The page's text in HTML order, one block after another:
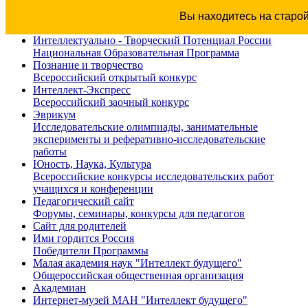
Вы находитесь на
Интеллектуально - Творческий Потенциал России
Национальная Образовательная Программа
Познание и творчество
Всероссийский открытый конкурс
Интеллект-Экспресс
Всероссийский заочный конкурс
Эврикум
Исследовательские олимпиады, занимательные
эксперименты и реферативно-исследовательские
работы
Юность, Наука, Культура
Всероссийские конкурсы исследовательских работ
учащихся и конференции
Педагогический сайт
Форумы, семинары, конкурсы для педагогов
Сайт для родителей
Ими гордится Россия
Победители Программы
Малая академия наук "Интеллект будущего"
Общероссийская общественная организация
Академиан
Интернет-музей МАН "Интеллект будущего"